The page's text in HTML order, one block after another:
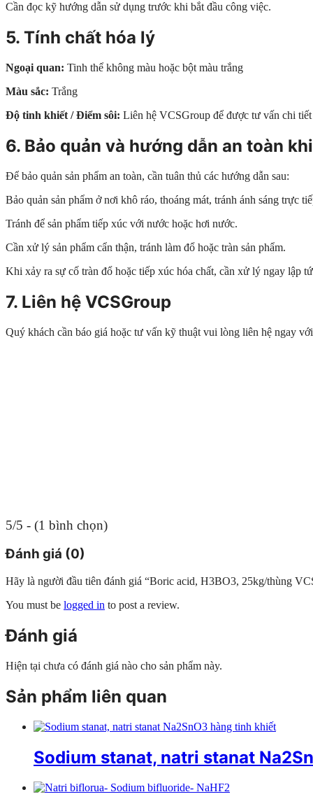
Cần đọc kỹ hướng dẫn sử dụng trước khi bắt đầu công việc.
5. Tính chất hóa lý
Ngoại quan: Tinh thể không màu hoặc bột màu trắng
Màu sắc: Trắng
Độ tinh khiết / Điểm sôi: Liên hệ VCSGroup để được tư vấn chi tiết
6. Bảo quản và hướng dẫn an toàn
Để bảo quản sản phẩm an toàn, cần tuân thủ các hướng dẫn sau:
Bảo quản sản phẩm ở nơi khô ráo, thoáng mát, tránh ánh sáng trực
Tránh để sản phẩm tiếp xúc với nước hoặc hơi nước.
Cần xử lý sản phẩm cẩn thận, tránh làm đổ hoặc tràn sản phẩm.
Khi xảy ra sự cố tràn đổ hoặc tiếp xúc hóa chất, cần xử lý ngay lập
7. Liên hệ VCSGroup
Quý khách cần báo giá hoặc tư vấn kỹ thuật vui lòng liên hệ ngay
5/5 - (1 bình chọn)
Đánh giá (0)
Hãy là người đầu tiên đánh giá “Boric acid, H3BO3, 25kg/thùng
You must be logged in to post a review.
Đánh giá
Hiện tại chưa có đánh giá nào cho sản phẩm này.
Sản phẩm liên quan
Sodium stanat, natri stanat